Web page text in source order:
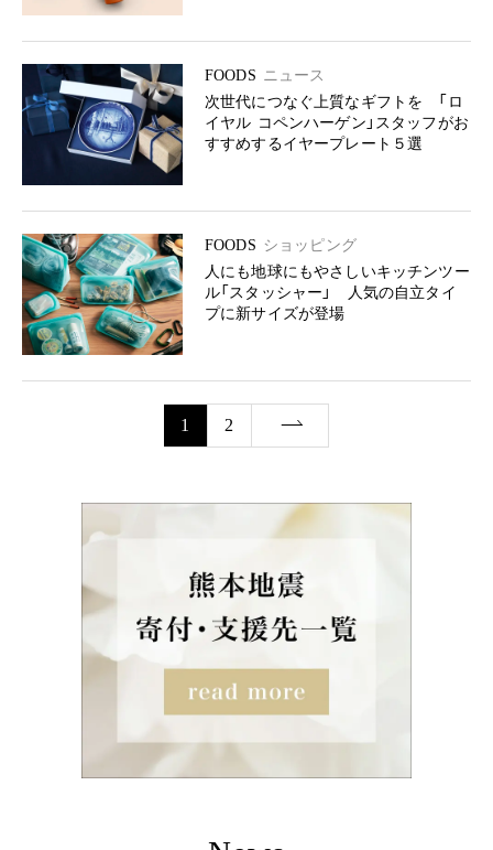
FOODS ニュース
次世代につなぐ上質なギフトを 「ロ
イヤル コペンハーゲン」スタッフがお
すすめするイヤープレート５選
FOODS ショッピング
人にも地球にもやさしいキッチンツー
ル「スタッシャー」 人気の自立タイ
プに新サイズが登場
1 2